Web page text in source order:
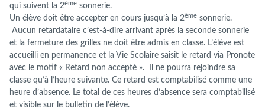
qui suivent la 2ème sonnerie.
Un élève doit être accepter en cours jusqu’à la 2ème sonnerie.
Aucun retardataire c’est-à-dire arrivant après la seconde sonnerie
et la fermeture des grilles ne doit être admis en classe. L’élève est
accueilli en permanence et la Vie Scolaire saisit le retard via Pronote
avec le motif « Retard non accepté ». Il ne pourra rejoindre sa
classe qu’à l’heure suivante. Ce retard est comptabilisé comme une
heure d’absence. Le total de ces heures d’absence sera comptabilisé
et visible sur le bulletin de l’élève.